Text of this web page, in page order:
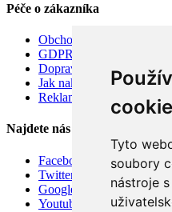
Tyto
soubory
nástroje
Péče o zákazníka
Obchodní podmínky
GDPR
Doprava
Jak nakupovat
Reklamace
Najdete nás
Facebook
Twitter
Google
Youtube